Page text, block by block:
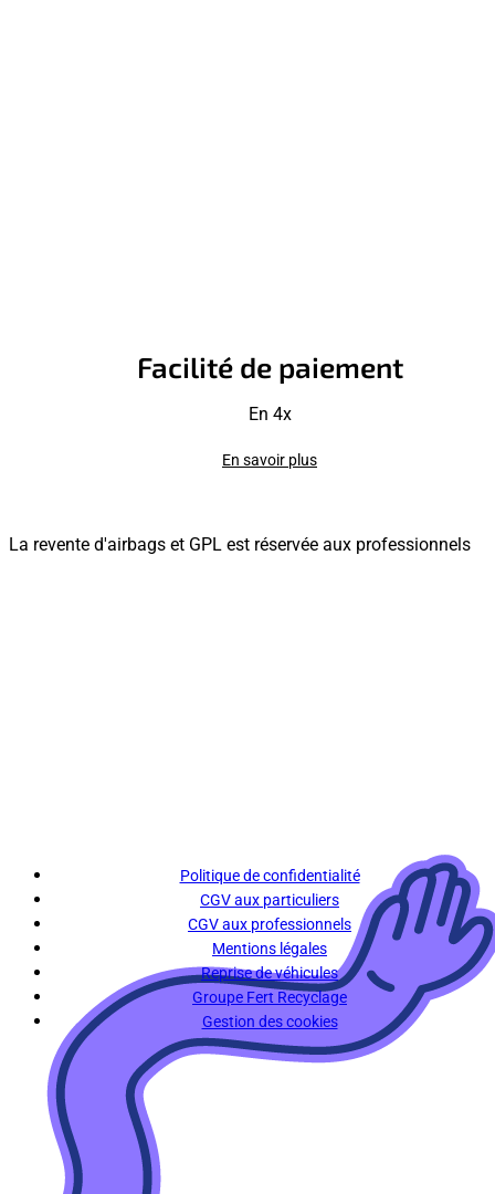
Facilité de paiement
En 4x
En savoir plus
La revente d'airbags et GPL est réservée aux professionnels
Politique de confidentialité
CGV aux particuliers
CGV aux professionnels
Mentions légales
Reprise de véhicules
Groupe Fert Recyclage
Gestion des cookies